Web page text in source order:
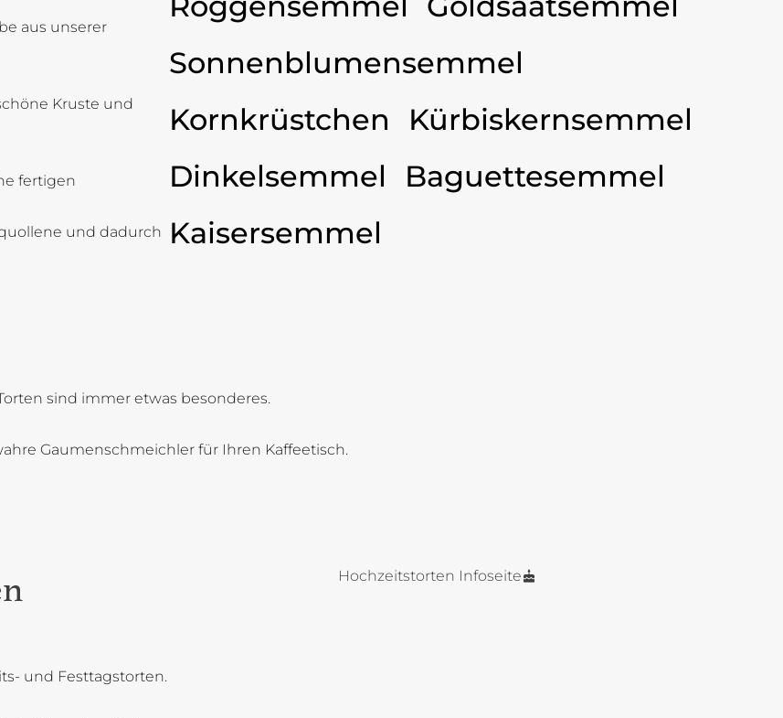
aus unserer
Kruste und
fertigen
und dadurch
Sonnenblumensemmel
Kornkrüstchen
Kürbiskernsemmel
Dinkelsemmel
Baguettesemmel
Kaisersemmel
sind immer etwas besonderes.
Gaumenschmeichler für Ihren Kaffeetisch.
und Festtagstorten.
Hochzeitstorten Infoseite